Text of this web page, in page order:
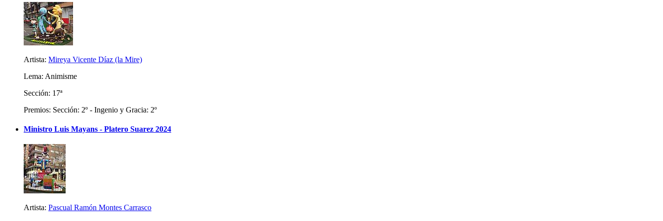
Artista: Mireya Vicente Díaz (la Mire)
Lema: Animisme
Sección: 17ª
Premios: Sección: 2º - Ingenio y Gracia: 2º
Ministro Luis Mayans - Platero Suarez 2024
Artista: Pascual Ramón Montes Carrasco